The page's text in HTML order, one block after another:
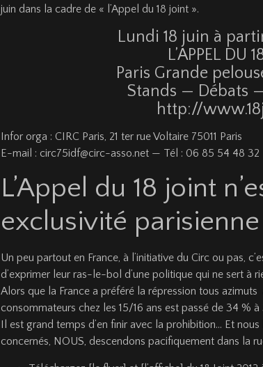
juin dans la cadre de « l’Appel du 18 joint ».
Lundi 18 juin à
L’APPEL DU
Paris Grande
Stands — Débats
http://
Infor orga : CIRC Paris, 21 ter rue Voltaire 75011 Paris
E-mail : circ75idf@circ-asso.net — Tél : 06 85 54 48 32
L’Appel du 18 joint
exclusivité parisienne
Un peu partout en France, à l’initiative du Circ ou pas,
d’exprimer leur ras-le-bol d’une politique qui ne sert à
Alors que la France a préféré la répression tous
consommateurs chez les 15/16 ans est passé de 34 % à
Il est grand temps d’en finir avec la prohibition… Et
concernés, NOUS, descendons pacifiquement dans la